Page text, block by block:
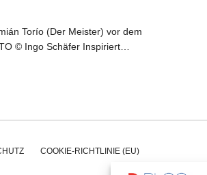
Torío (Der Meister) vor dem
© Ingo Schäfer Inspiriert…
COOKIE-RICHTLINIE (EU)